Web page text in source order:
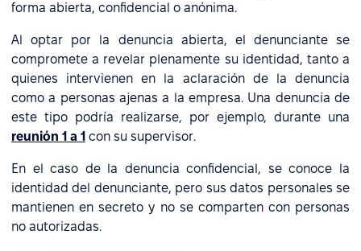
forma abierta, confidencial o anónima.
Al optar por la denuncia abierta, el denunciante se
compromete a revelar plenamente su identidad, tanto a
quienes intervienen en la aclaración de la denuncia
como a personas ajenas a la empresa. Una denuncia de
este tipo podría realizarse, por ejemplo, durante una
reunión 1 a 1 con su supervisor.
En el caso de la denuncia confidencial, se conoce la
identidad del denunciante, pero sus datos personales se
mantienen en secreto y no se comparten con personas
no autorizadas.